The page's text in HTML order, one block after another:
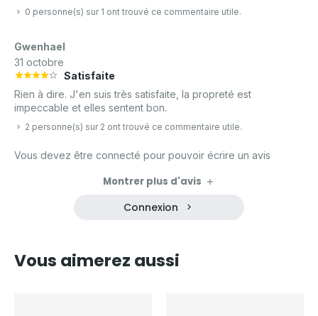
0 personne(s) sur 1 ont trouvé ce commentaire utile.
Gwenhael
31 octobre
Satisfaite
Rien à dire. J'en suis très satisfaite, la propreté est
impeccable et elles sentent bon.
2 personne(s) sur 2 ont trouvé ce commentaire utile.
Vous devez être connecté pour pouvoir écrire un avis
Montrer plus d'avis
Connexion
Vous aimerez aussi